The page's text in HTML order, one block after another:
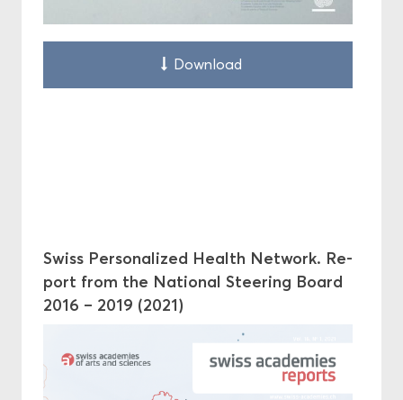
Down­load
Swiss Per­so­na­li­zed Health Net­work. Re­
port from the Na­tio­nal Stee­ring Board
2016 – 2019 (2021)